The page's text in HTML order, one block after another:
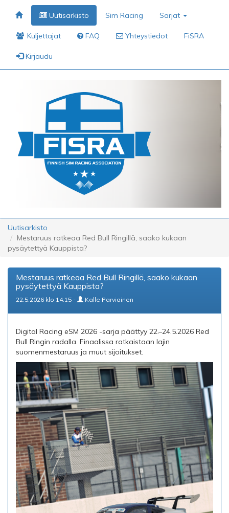
Uutisarkisto Sim Racing Sarjat
Kuljettajat FAQ Yhteystiedot FiSRA
Kirjaudu
Uutisarkisto
Mestaruus ratkeaa Red Bull Ringillä, saako kukaan
pysäytettyä Kauppista?
Mestaruus ratkeaa Red Bull Ringillä, saako kukaan
pysäytettyä Kauppista?
22.5.2026 klo 14.15 - Kalle Parviainen
Digital Racing eSM 2026 -sarja päättyy 22.–24.5.2026 Red
Bull Ringin radalla. Finaalissa ratkaistaan lajin
suomenmestaruus ja muut sijoitukset.